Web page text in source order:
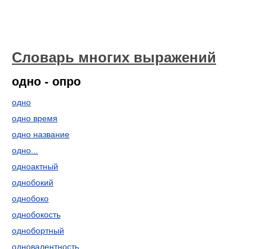
Словарь многих выражений
одно - опро
одно
одно время
одно название
одно...
одноактный
однобокий
однобоко
однобокость
однобортный
одновалентность